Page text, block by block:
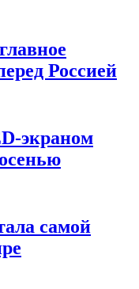
Россией
экраном
самой